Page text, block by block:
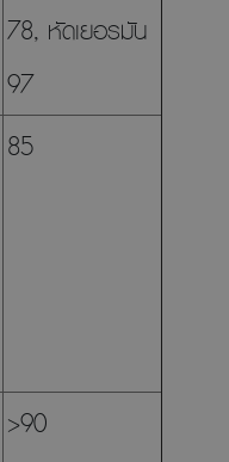
78, หัดเยอรมัน
97
85
>90